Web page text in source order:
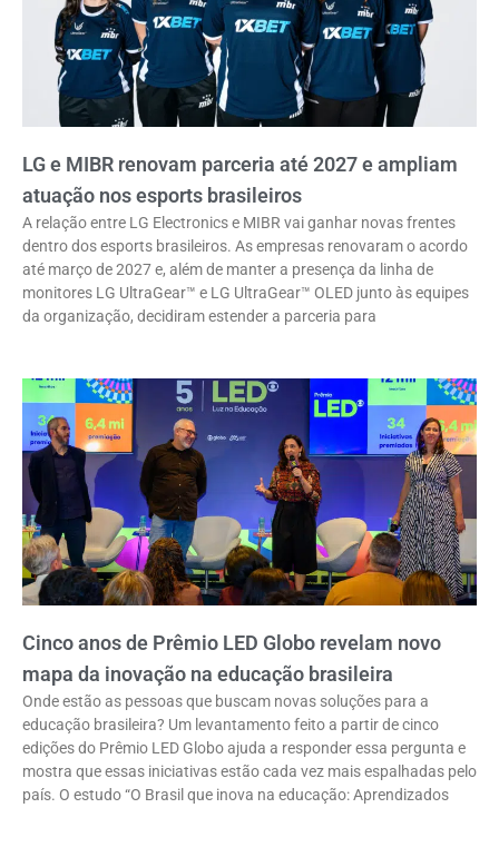
LG e MIBR renovam parceria até 2027 e ampliam
atuação nos esports brasileiros
A relação entre LG Electronics e MIBR vai ganhar novas frentes
dentro dos esports brasileiros. As empresas renovaram o acordo
até março de 2027 e, além de manter a presença da linha de
monitores LG UltraGear™ e LG UltraGear™ OLED junto às equipes
da organização, decidiram estender a parceria para
Cinco anos de Prêmio LED Globo revelam novo
mapa da inovação na educação brasileira
Onde estão as pessoas que buscam novas soluções para a
educação brasileira? Um levantamento feito a partir de cinco
edições do Prêmio LED Globo ajuda a responder essa pergunta e
mostra que essas iniciativas estão cada vez mais espalhadas pelo
país. O estudo “O Brasil que inova na educação: Aprendizados